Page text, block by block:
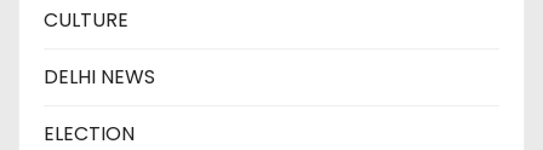
CULTURE
DELHI NEWS
ELECTION